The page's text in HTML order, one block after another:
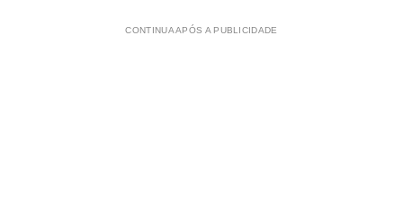
CONTINUA APÓS A PUBLICIDADE